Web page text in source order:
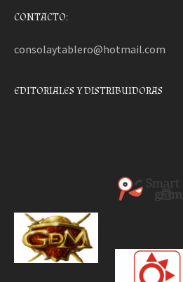
CONTACTO:
consolaytablero@hotmail.com
EDITORIALES Y DISTRIBUIDORAS